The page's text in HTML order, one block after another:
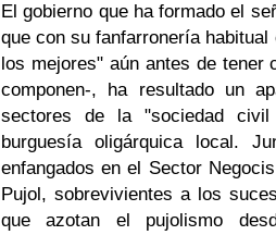
El gobierno que ha formado el
que con su fanfarronería
los mejores" aún antes de tener
componen-, ha resultado un
sectores de la "sociedad
burguesía oligárquica local.
enfangados en el Sector
Pujol, sobrevivientes a los
que azotan el pujolismo